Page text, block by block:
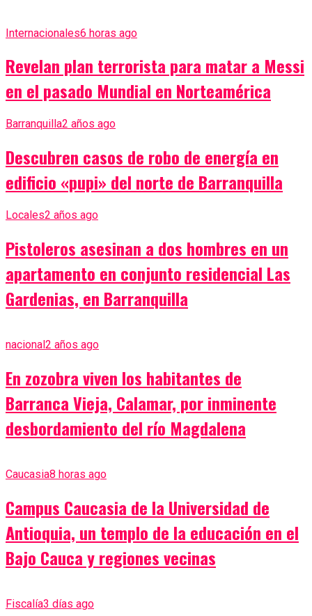
Internacionales6 horas ago
Revelan plan terrorista para matar a Messi
en el pasado Mundial en Norteamérica
Barranquilla2 años ago
Descubren casos de robo de energía en
edificio «pupi» del norte de Barranquilla
Locales2 años ago
Pistoleros asesinan a dos hombres en un
apartamento en conjunto residencial Las
Gardenias, en Barranquilla
nacional2 años ago
En zozobra viven los habitantes de
Barranca Vieja, Calamar, por inminente
desbordamiento del río Magdalena
Caucasia8 horas ago
Campus Caucasia de la Universidad de
Antioquia, un templo de la educación en el
Bajo Cauca y regiones vecinas
Fiscalía3 días ago